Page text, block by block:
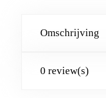
Omschrijving
0 review(s)